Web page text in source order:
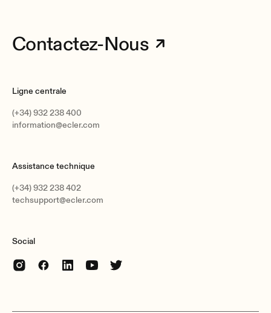
Contactez-Nous
Ligne centrale
(+34) 932 238 400
information@ecler.com
Assistance technique
(+34) 932 238 402
techsupport@ecler.com
Social